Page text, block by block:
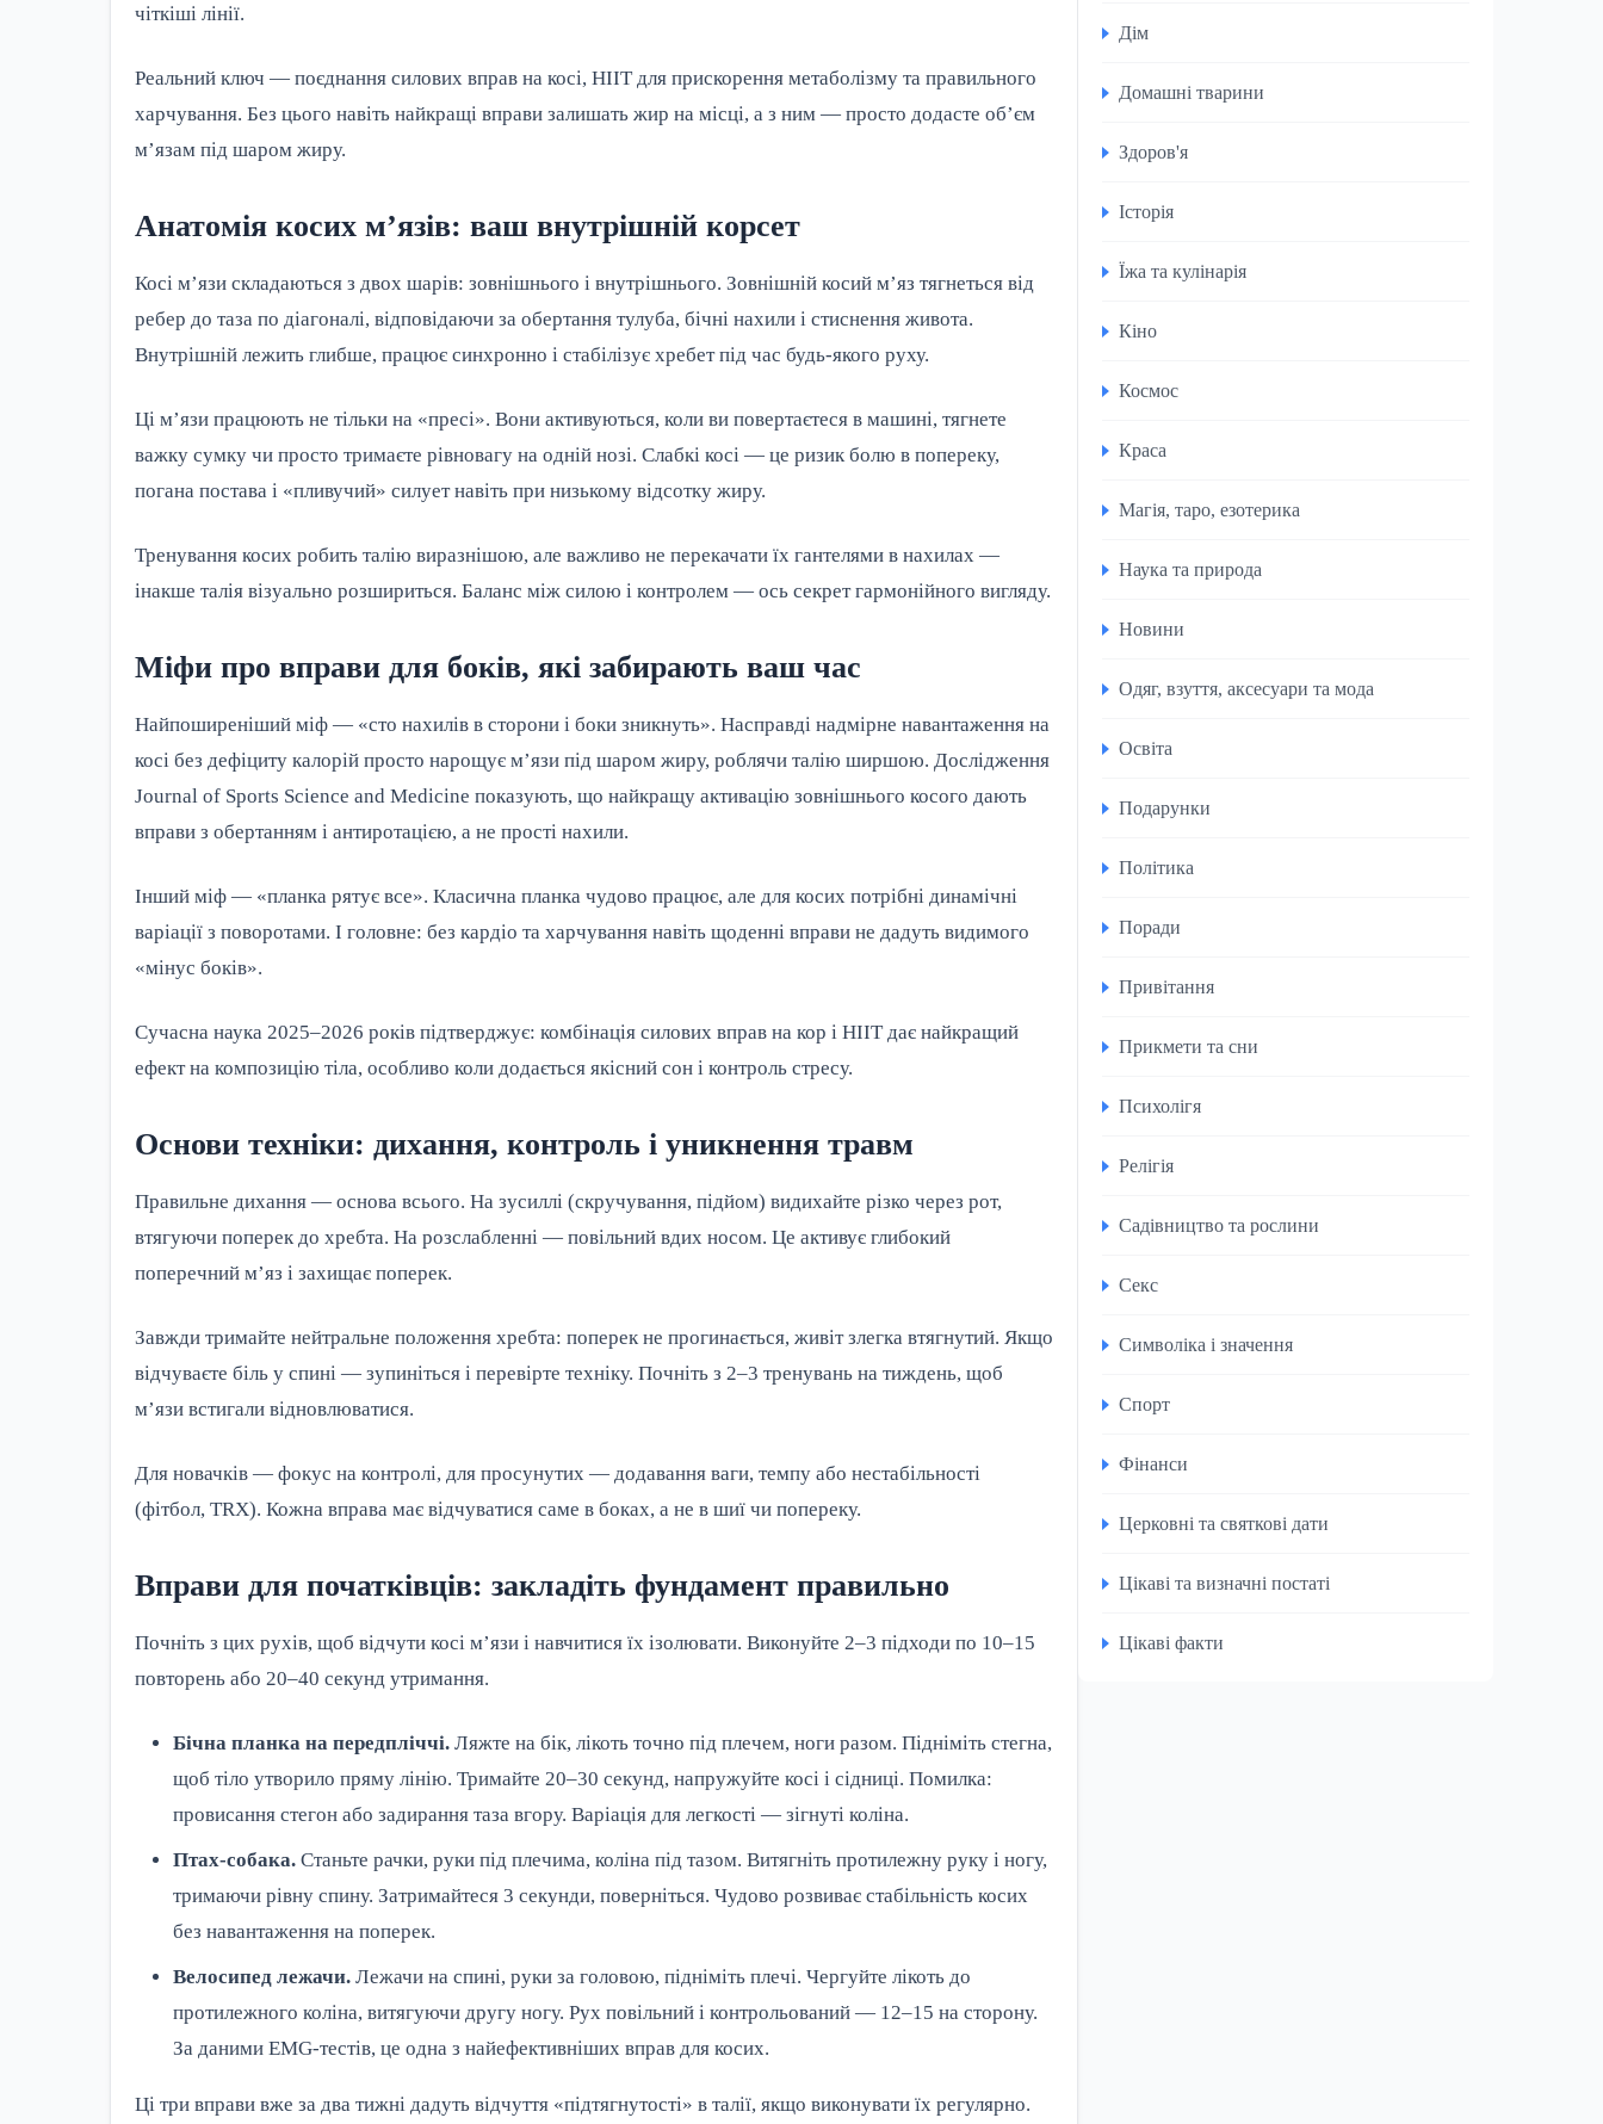
чіткіші лінії.
Реальний ключ — поєднання силових вправ на косі, HIIT для прискорення метаболізму та правильного
харчування. Без цього навіть найкращі вправи залишать жир на місці, а з ним — просто додасте об’єм
м’язам під шаром жиру.
Анатомія косих м’язів: ваш внутрішній корсет
Косі м’язи складаються з двох шарів: зовнішнього і внутрішнього. Зовнішній косий м’яз тягнеться від
ребер до таза по діагоналі, відповідаючи за обертання тулуба, бічні нахили і стиснення живота.
Внутрішній лежить глибше, працює синхронно і стабілізує хребет під час будь-якого руху.
Ці м’язи працюють не тільки на «пресі». Вони активуються, коли ви повертаєтеся в машині, тягнете
важку сумку чи просто тримаєте рівновагу на одній нозі. Слабкі косі — це ризик болю в попереку,
погана постава і «пливучий» силует навіть при низькому відсотку жиру.
Тренування косих робить талію виразнішою, але важливо не перекачати їх гантелями в нахилах —
інакше талія візуально розшириться. Баланс між силою і контролем — ось секрет гармонійного вигляду.
Міфи про вправи для боків, які забирають ваш час
Найпоширеніший міф — «сто нахилів в сторони і боки зникнуть». Насправді надмірне навантаження на
косі без дефіциту калорій просто нарощує м’язи під шаром жиру, роблячи талію ширшою. Дослідження
Journal of Sports Science and Medicine показують, що найкращу активацію зовнішнього косого дають
вправи з обертанням і антиротацією, а не прості нахили.
Інший міф — «планка рятує все». Класична планка чудово працює, але для косих потрібні динамічні
варіації з поворотами. І головне: без кардіо та харчування навіть щоденні вправи не дадуть видимого
«мінус боків».
Сучасна наука 2025–2026 років підтверджує: комбінація силових вправ на кор і HIIT дає найкращий
ефект на композицію тіла, особливо коли додається якісний сон і контроль стресу.
Основи техніки: дихання, контроль і уникнення травм
Правильне дихання — основа всього. На зусиллі (скручування, підйом) видихайте різко через рот,
втягуючи поперек до хребта. На розслабленні — повільний вдих носом. Це активує глибокий
поперечний м’яз і захищає поперек.
Завжди тримайте нейтральне положення хребта: поперек не прогинається, живіт злегка втягнутий. Якщо
відчуваєте біль у спині — зупиніться і перевірте техніку. Почніть з 2–3 тренувань на тиждень, щоб
м’язи встигали відновлюватися.
Для новачків — фокус на контролі, для просунутих — додавання ваги, темпу або нестабільності
(фітбол, TRX). Кожна вправа має відчуватися саме в боках, а не в шиї чи попереку.
Вправи для початківців: закладіть фундамент правильно
Почніть з цих рухів, щоб відчути косі м’язи і навчитися їх ізолювати. Виконуйте 2–3 підходи по 10–15
повторень або 20–40 секунд утримання.
Бічна планка на передпліччі. Ляжте на бік, лікоть точно під плечем, ноги разом. Підніміть стегна,
щоб тіло утворило пряму лінію. Тримайте 20–30 секунд, напружуйте косі і сідниці. Помилка:
провисання стегон або задирання таза вгору. Варіація для легкості — зігнуті коліна.
Птах-собака. Станьте рачки, руки під плечима, коліна під тазом. Витягніть протилежну руку і ногу,
тримаючи рівну спину. Затримайтеся 3 секунди, поверніться. Чудово розвиває стабільність косих
без навантаження на поперек.
Велосипед лежачи. Лежачи на спині, руки за головою, підніміть плечі. Чергуйте лікоть до
протилежного коліна, витягуючи другу ногу. Рух повільний і контрольований — 12–15 на сторону.
За даними EMG-тестів, це одна з найефективніших вправ для косих.
Ці три вправи вже за два тижні дадуть відчуття «підтягнутості» в талії, якщо виконувати їх регулярно.
Дім
Домашні тварини
Здоров'я
Історія
Їжа та кулінарія
Кіно
Космос
Краса
Магія, таро, езотерика
Наука та природа
Новини
Одяг, взуття, аксесуари та мода
Освіта
Подарунки
Політика
Поради
Привітання
Прикмети та сни
Психолігя
Релігія
Садівництво та рослини
Секс
Символіка і значення
Спорт
Фінанси
Церковні та святкові дати
Цікаві та визначні постаті
Цікаві факти